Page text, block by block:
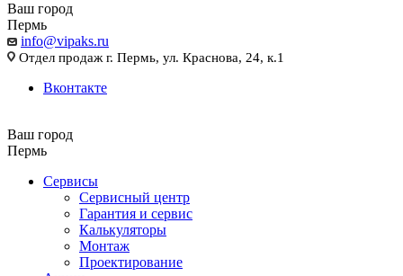
Ваш город
Пермь
info@vipaks.ru
Отдел продаж г. Пермь, ул. Краснова, 24, к.1
Вконтакте
Ваш город
Пермь
Сервисы
Сервисный центр
Гарантия и сервис
Калькуляторы
Монтаж
Проектирование